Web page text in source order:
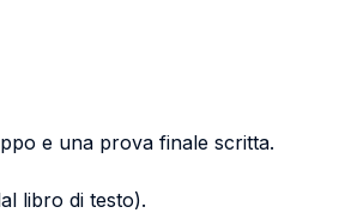
e una prova finale scritta.
libro di testo).